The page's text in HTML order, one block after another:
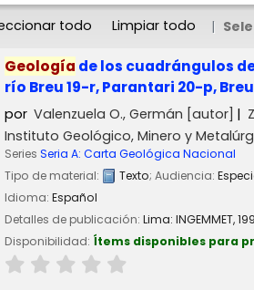
todo Limpiar todo
Geología de los cuadrángulos
río Breu 19-r, Parantari 20-p,
por Valenzuela O., Germán [autor]
Instituto Geológico, Minero y
Series Seria A: Carta Geológica Nacional
Tipo de material:
Texto; Audiencia:
Idioma: Español
Detalles de publicación: Lima: INGEMMET,
Disponibilidad: Ítems disponibles para